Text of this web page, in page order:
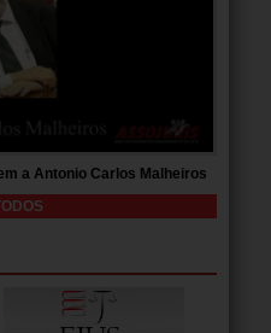
a Antonio Carlos Malheiros